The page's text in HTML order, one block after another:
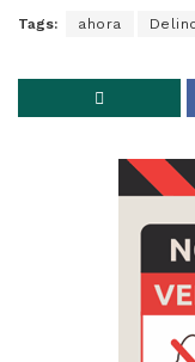
Tags: ahora